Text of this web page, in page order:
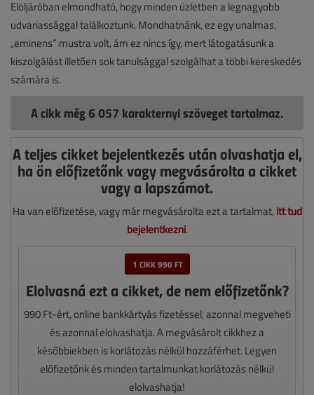
Elöljáróban elmondható, hogy minden üzletben a legnagyobb
udvariassággal találkoztunk. Mondhatnánk, ez egy unalmas,
„eminens” mustra volt, ám ez nincs így, mert látogatásunk a
kiszolgálást illetően sok tanulsággal szolgálhat a többi kereskedés
számára is.
A cikk még 6 057 karakternyi szöveget tartalmaz.
A teljes cikket bejelentkezés után olvashatja el,
ha ön előfizetőnk vagy megvásárolta a cikket
vagy a lapszámot.
Ha van előfizetése, vagy már megvásárolta ezt a tartalmat, itt tud
bejelentkezni.
1 CIKK 990 FT
Elolvasná ezt a cikket, de nem előfizetőnk?
990 Ft-ért, online bankkártyás fizetéssel, azonnal megveheti
és azonnal elolvashatja. A megvásárolt cikkhez a
későbbiekben is korlátozás nélkül hozzáférhet. Legyen
előfizetőnk és minden tartalmunkat korlátozás nélkül
elolvashatja!